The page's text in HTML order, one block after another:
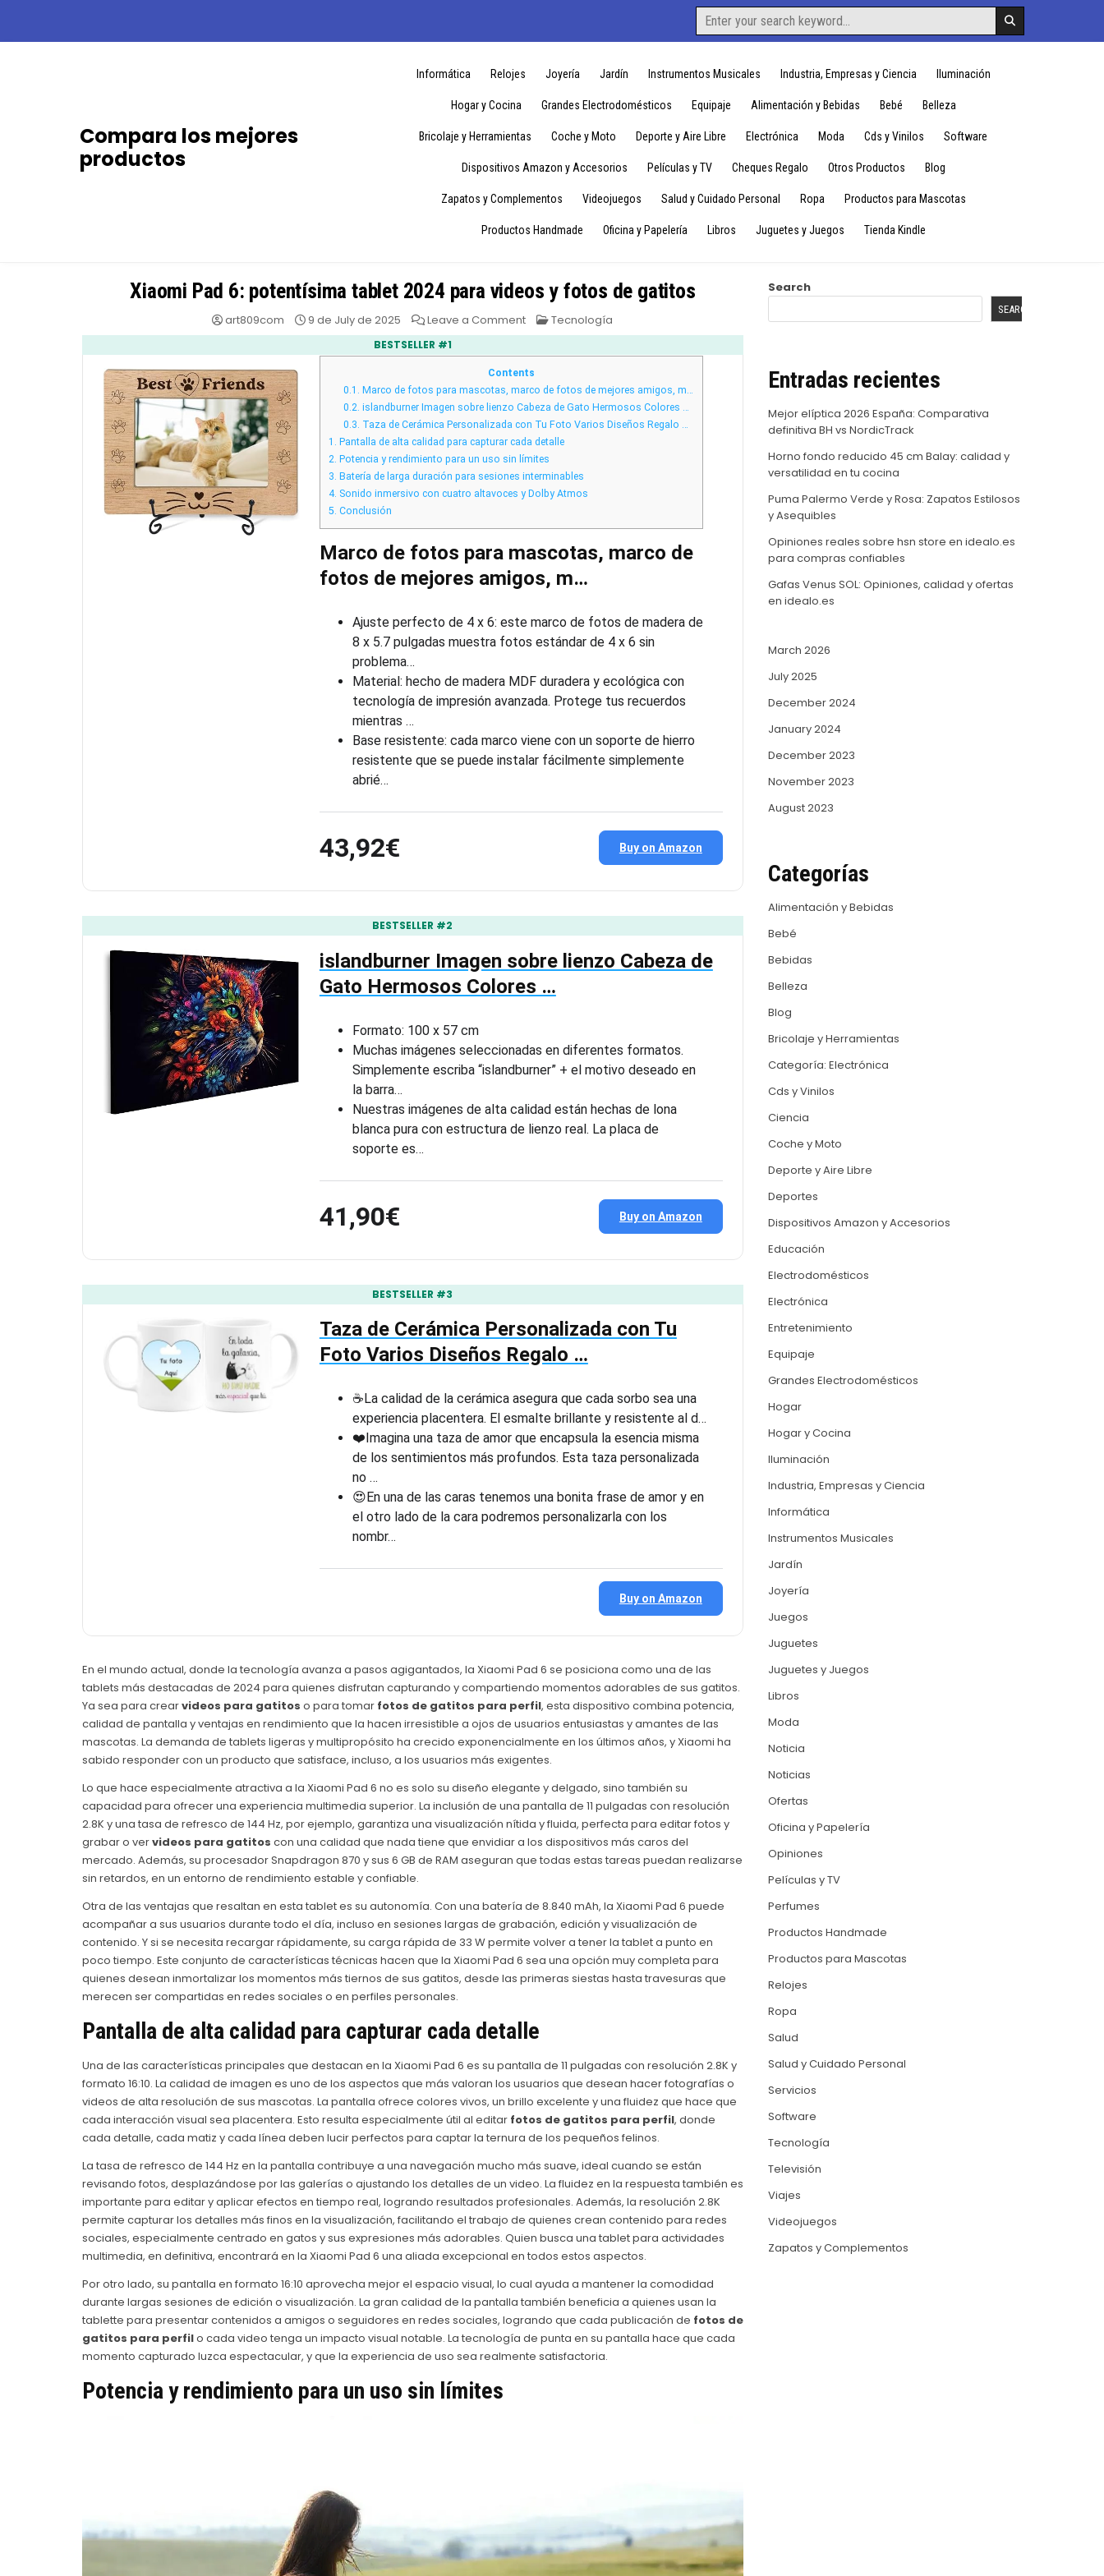
content
Search
for:
Compara los mejores
productos
Informática Relojes Joyería Jardín Instrumentos Musicales Industria, Empresas y Ciencia Iluminación
Hogar y Cocina Grandes Electrodomésticos Equipaje Alimentación y Bebidas Bebé Belleza
Bricolaje y Herramientas Coche y Moto Deporte y Aire Libre Electrónica Moda Cds y Vinilos Software
Dispositivos Amazon y Accesorios Películas y TV Cheques Regalo Otros Productos Blog
Zapatos y Complementos Videojuegos Salud y Cuidado Personal Ropa Productos para Mascotas
Productos Handmade Oficina y Papelería Libros Juguetes y Juegos Tienda Kindle
Xiaomi Pad 6: potentísima tablet 2024 para videos y fotos de gatitos
art809com 9 de July de 2025 Leave a Commenton
Xiaomi
Pad
6:
potentísima
tablet
2024
para
videos
y
fotos
de
gatitos
Posted
Tecnología
BESTSELLER #1
Contents
0.1. Marco de fotos para mascotas, marco de fotos de mejores amigos, m…
0.2. islandburner Imagen sobre lienzo Cabeza de Gato Hermosos Colores …
0.3. Taza de Cerámica Personalizada con Tu Foto Varios Diseños Regalo …
1. Pantalla de alta calidad para capturar cada detalle
2. Potencia y rendimiento para un uso sin límites
3. Batería de larga duración para sesiones interminables
4. Sonido inmersivo con cuatro altavoces y Dolby Atmos
5. Conclusión
Marco de fotos para mascotas, marco de
fotos de mejores amigos, m…
Ajuste perfecto de 4 x 6: este marco de fotos de madera de
8 x 5.7 pulgadas muestra fotos estándar de 4 x 6 sin
problema…
Material: hecho de madera MDF duradera y ecológica con
tecnología de impresión avanzada. Protege tus recuerdos
mientras …
Base resistente: cada marco viene con un soporte de hierro
resistente que se puede instalar fácilmente simplemente
abrié…
43,92€ Buy on Amazon
BESTSELLER #2
islandburner Imagen sobre lienzo Cabeza de
Gato Hermosos Colores …
Formato: 100 x 57 cm
Muchas imágenes seleccionadas en diferentes formatos.
Simplemente escriba “islandburner” + el motivo deseado en
la barra…
Nuestras imágenes de alta calidad están hechas de lona
blanca pura con estructura de lienzo real. La placa de
soporte es…
41,90€ Buy on Amazon
BESTSELLER #3
Taza de Cerámica Personalizada con Tu
Foto Varios Diseños Regalo …
☕La calidad de la cerámica asegura que cada sorbo sea una
experiencia placentera. El esmalte brillante y resistente al d…
❤️Imagina una taza de amor que encapsula la esencia misma
de los sentimientos más profundos. Esta taza personalizada
no …
😍En una de las caras tenemos una bonita frase de amor y en
el otro lado de la cara podremos personalizarla con los
nombr…
Buy on Amazon
En el mundo actual, donde la tecnología avanza a pasos agigantados, la Xiaomi Pad 6 se posiciona como una de las
tablets más destacadas de 2024 para quienes disfrutan capturando y compartiendo momentos adorables de sus gatitos.
Ya sea para crearvideos para gatitos o para tomar fotos de gatitos para perfil, esta dispositivo combina potencia,
calidad de pantalla y ventajas en rendimiento que la hacen irresistible a ojos de usuarios entusiastas y amantes de las
mascotas. La demanda de tablets ligeras y multipropósito ha crecido exponencialmente en los últimos años, y Xiaomi ha
sabido responder con un producto que satisface, incluso, a los usuarios más exigentes.
Lo que hace especialmente atractiva a la Xiaomi Pad 6 no es solo su diseño elegante y delgado, sino también su
capacidad para ofrecer una experiencia multimedia superior. La inclusión de una pantalla de 11 pulgadas con resolución
2.8K y una tasa de refresco de 144 Hz, por ejemplo, garantiza una visualización nítida y fluida, perfecta para editar fotos y
grabar o vervideos para gatitos con una calidad que nada tiene que envidiar a los dispositivos más caros del
mercado. Además, su procesador Snapdragon 870 y sus 6 GB de RAM aseguran que todas estas tareas puedan realizarse
sin retardos, en un entorno de rendimiento estable y confiable.
Otra de las ventajas que resaltan en esta tablet es su autonomía. Con una batería de 8.840 mAh, la Xiaomi Pad 6 puede
acompañar a sus usuarios durante todo el día, incluso en sesiones largas de grabación, edición y visualización de
contenido. Y si se necesita recargar rápidamente, su carga rápida de 33 W permite volver a tener la tablet a punto en
poco tiempo. Este conjunto de características técnicas hacen que la Xiaomi Pad 6 sea una opción muy completa para
quienes desean inmortalizar los momentos más tiernos de sus gatitos, desde las primeras siestas hasta travesuras que
merecen ser compartidas en redes sociales o en perfiles personales.
Pantalla de alta calidad para capturar cada detalle
Una de las características principales que destacan en la Xiaomi Pad 6 es su pantalla de 11 pulgadas con resolución 2.8K y
formato 16:10. La calidad de imagen es uno de los aspectos que más valoran los usuarios que desean hacer fotografías o
videos de alta resolución de sus mascotas. La pantalla ofrece colores vivos, un brillo excelente y una fluidez que hace que
cada interacción visual sea placentera. Esto resulta especialmente útil al editar fotos de gatitos para perfil, donde
cada detalle, cada matiz y cada línea deben lucir perfectos para captar la ternura de los pequeños felinos.
La tasa de refresco de 144 Hz en la pantalla contribuye a una navegación mucho más suave, ideal cuando se están
revisando fotos, desplazándose por las galerías o ajustando los detalles de un video. La fluidez en la respuesta también es
importante para editar y aplicar efectos en tiempo real, logrando resultados profesionales. Además, la resolución 2.8K
permite capturar los detalles más finos en la visualización, facilitando el trabajo de quienes crean contenido para redes
sociales, especialmente centrado en gatos y sus expresiones más adorables. Quien busca una tablet para actividades
multimedia, en definitiva, encontrará en la Xiaomi Pad 6 una aliada excepcional en todos estos aspectos.
Por otro lado, su pantalla en formato 16:10 aprovecha mejor el espacio visual, lo cual ayuda a mantener la comodidad
durante largas sesiones de edición o visualización. La gran calidad de la pantalla también beneficia a quienes usan la
tablette para presentar contenidos a amigos o seguidores en redes sociales, logrando que cada publicación de fotos de
gatitos para perfilo cada video tenga un impacto visual notable. La tecnología de punta en su pantalla hace que cada
momento capturado luzca espectacular, y que la experiencia de uso sea realmente satisfactoria.
Potencia y rendimiento para un uso sin límites
Search
SEARCH
Entradas recientes
Mejor elíptica 2026 España: Comparativa
definitiva BH vs NordicTrack
Horno fondo reducido 45 cm Balay: calidad y
versatilidad en tu cocina
Puma Palermo Verde y Rosa: Zapatos Estilosos
y Asequibles
Opiniones reales sobre hsn store en idealo.es
para compras confiables
Gafas Venus SOL: Opiniones, calidad y ofertas
en idealo.es
March 2026
July 2025
December 2024
January 2024
December 2023
November 2023
August 2023
Categorías
Alimentación y Bebidas
Bebé
Bebidas
Belleza
Blog
Bricolaje y Herramientas
Categoría: Electrónica
Cds y Vinilos
Ciencia
Coche y Moto
Deporte y Aire Libre
Deportes
Dispositivos Amazon y Accesorios
Educación
Electrodomésticos
Electrónica
Entretenimiento
Equipaje
Grandes Electrodomésticos
Hogar
Hogar y Cocina
Iluminación
Industria, Empresas y Ciencia
Informática
Instrumentos Musicales
Jardín
Joyería
Juegos
Juguetes
Juguetes y Juegos
Libros
Moda
Noticia
Noticias
Ofertas
Oficina y Papelería
Opiniones
Películas y TV
Perfumes
Productos Handmade
Productos para Mascotas
Relojes
Ropa
Salud
Salud y Cuidado Personal
Servicios
Software
Tecnología
Televisión
Viajes
Videojuegos
Zapatos y Complementos